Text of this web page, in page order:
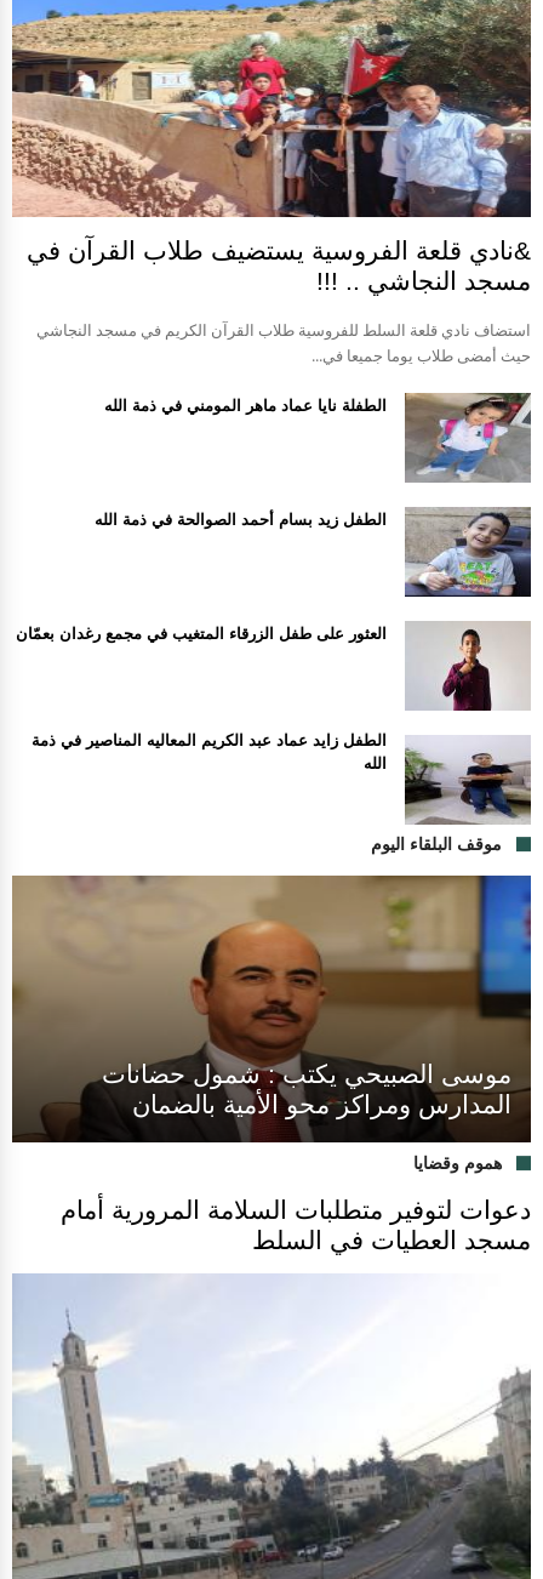
&نادي قلعة الفروسية يستضيف طلاب القرآن في
مسجد النجاشي .. !!!
استضاف نادي قلعة السلط للفروسية طلاب القرآن الكريم في مسجد النجاشي
حيث أمضى طلاب يوما جميعا في...
الطفلة نايا عماد ماهر المومني في ذمة الله
الطفل زيد بسام أحمد الصوالحة في ذمة الله
العثور على طفل الزرقاء المتغيب في مجمع رغدان بعمّان
الطفل زايد عماد عبد الكريم المعاليه المناصير في ذمة
الله
موقف البلقاء اليوم
موسى الصبيحي يكتب : شمول حضانات
المدارس ومراكز محو الأمية بالضمان
هموم وقضايا
دعوات لتوفير متطلبات السلامة المرورية أمام
مسجد العطيات في السلط